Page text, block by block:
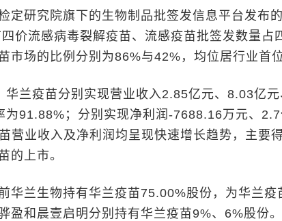
研究院旗下的生物制品批签发信息平台发布
价流感病毒裂解疫苗、流感疫苗批签发数量占
市场的比例分别为86%与42%，均位居行业首位
疫苗分别实现营业收入2.85亿元、8.03亿元
为91.88%；分别实现净利润-7688.16万元、2.7
营业收入及净利润均呈现快速增长趋势，主要
的上市。
兰生物持有华兰疫苗75.00%股份，为华兰疫
盈和晨壹启明分别持有华兰疫苗9%、6%股份